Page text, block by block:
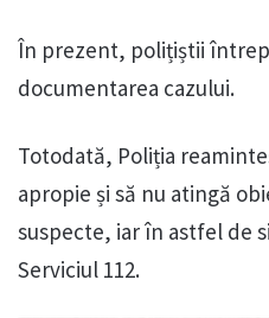
În prezent, polițiștii
documentarea cazului.
Totodată, Poliția
apropie și să nu atingă
suspecte, iar în astfel de
Serviciul 112.